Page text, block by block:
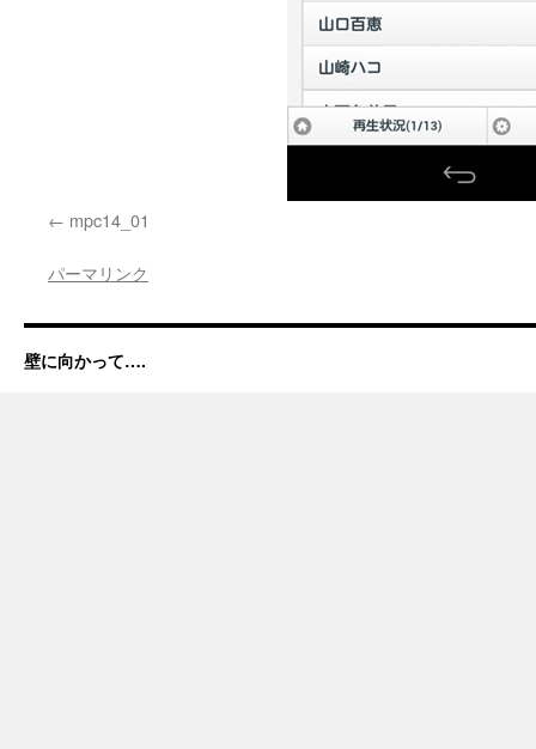
mpc14_01
パーマリンク
壁に向かって….